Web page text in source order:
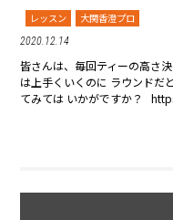
レッスン 大関香澄プロ
2020.12.14
皆さんは、毎回ティーの高さ
は上手くいくのに ラウンドだ
てみては いかがですか？